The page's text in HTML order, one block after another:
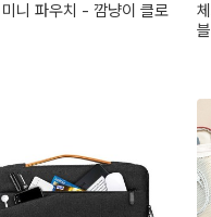
니 파우치 - 깜냥이 클로